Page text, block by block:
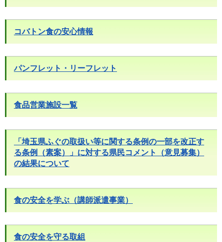
コバトン食の安心情報
パンフレット・リーフレット
食品営業施設一覧
「埼玉県ふぐの取扱い等に関する条例の一部を改正す
る条例（素案）」に対する県民コメント（意見募集）
の結果について
食の安全を学ぶ（講師派遣事業）
食の安全を守る取組